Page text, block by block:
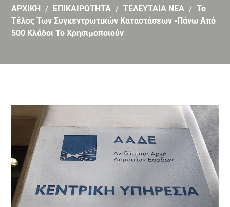
ΑΡΧΙΚΗ ΕΠΙΚΑΙΡΟΤΗΤΑ ΤΕΛΕΥΤΑΙΑ ΝΕΑ
Το
Τέλος Των Συγκεντρωτικών Καταστάσεων -Πάνω Από
500 Κλάδοι Το Χρησιμοποιούν